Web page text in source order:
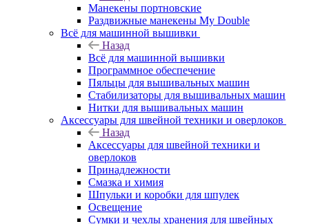
Манекены портновские
Раздвижные манекены My Double
Всё для машинной вышивки
Назад
Всё для машинной вышивки
Программное обеспечение
Пяльцы для вышивальных машин
Стабилизаторы для вышивальных машин
Нитки для вышивальных машин
Аксессуары для швейной техники и оверлоков
Назад
Аксессуары для швейной техники и
оверлоков
Принадлежности
Смазка и химия
Шпульки и коробки для шпулек
Освещение
Сумки и чехлы хранения для швейных